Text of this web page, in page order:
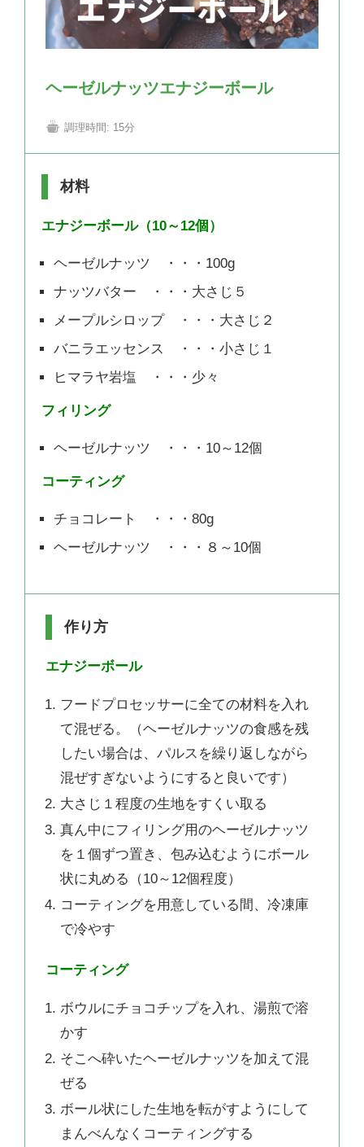
ヘーゼルナッツエナジーボール
調理時間: 15分
材料
エナジーボール（10～12個）
ヘーゼルナッツ ・・・100g
ナッツバター ・・・大さじ５
メープルシロップ ・・・大さじ２
バニラエッセンス ・・・小さじ１
ヒマラヤ岩塩 ・・・少々
フィリング
ヘーゼルナッツ ・・・10～12個
コーティング
チョコレート ・・・80g
ヘーゼルナッツ ・・・８～10個
作り方
エナジーボール
フードプロセッサーに全ての材料を入れ
て混ぜる。（ヘーゼルナッツの食感を残
したい場合は、パルスを繰り返しながら
混ぜすぎないようにすると良いです）
大さじ１程度の生地をすくい取る
真ん中にフィリング用のヘーゼルナッツ
を１個ずつ置き、包み込むようにボール
状に丸める（10～12個程度）
コーティングを用意している間、冷凍庫
で冷やす
コーティング
ボウルにチョコチップを入れ、湯煎で溶
かす
そこへ砕いたヘーゼルナッツを加えて混
ぜる
ボール状にした生地を転がすようにして
まんべんなくコーティングする